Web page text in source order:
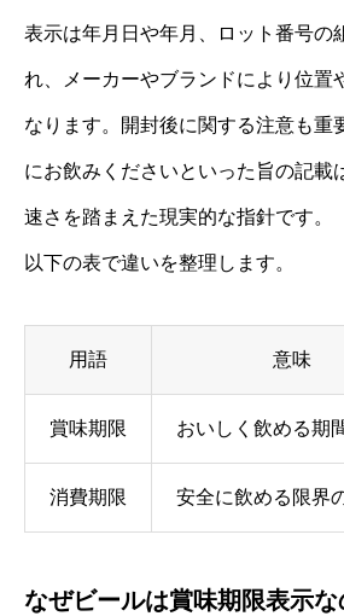
表示は年月日や年月、ロット番号の
れ、メーカーやブランドにより位置
なります。開封後に関する注意も重
にお飲みくださいといった旨の記載
速さを踏まえた現実的な指針です。
以下の表で違いを整理します。
用語 意味
賞味期限 おいしく飲める期
消費期限 安全に飲める限界
なぜビールは賞味期限表示な